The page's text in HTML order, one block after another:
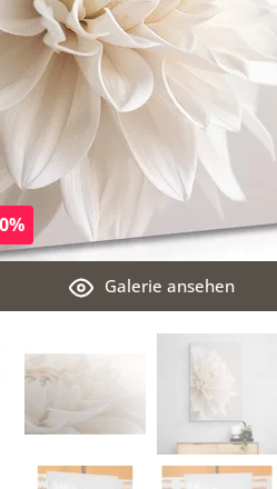
Galerie ansehen